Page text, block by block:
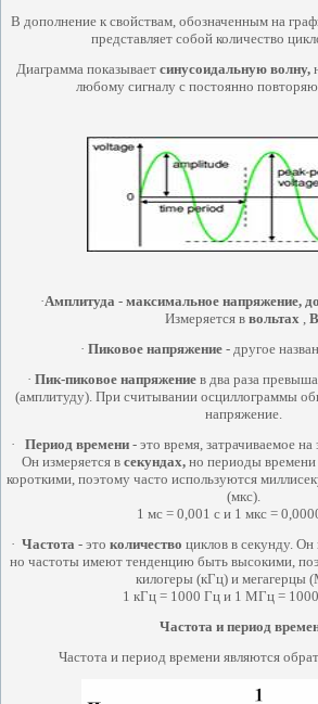
В дополнение к свойствам, обозначенным на
представляет собой количество
Диаграмма показывает синусоидальную волну,
любому сигналу с постоянно
·Амплитуда - максимальное напряжение,
Измеряется в вольтах,
· Пиковое напряжение - другое
· Пик-пиковое напряжениев два раза
(амплитуду). При считывании осциллограммы
напряжение.
·
Период времени - это время, затрачиваемое
Он измеряется в секундах, но периоды
короткими, поэтому часто используются
(мкс).
1 мс = 0,001 с и 1 мкс =
· Частота - это количество циклов в секунду. Он
но частоты имеют тенденцию быть высокими,
килогеры (кГц) и мегагерцы
1 кГц = 1000 Гц и 1 МГц =
Частота и период
Частота и период времени являются